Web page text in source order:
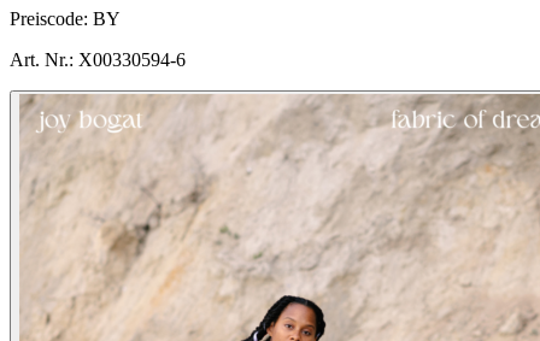
Preiscode: BY
Art. Nr.: X00330594-6